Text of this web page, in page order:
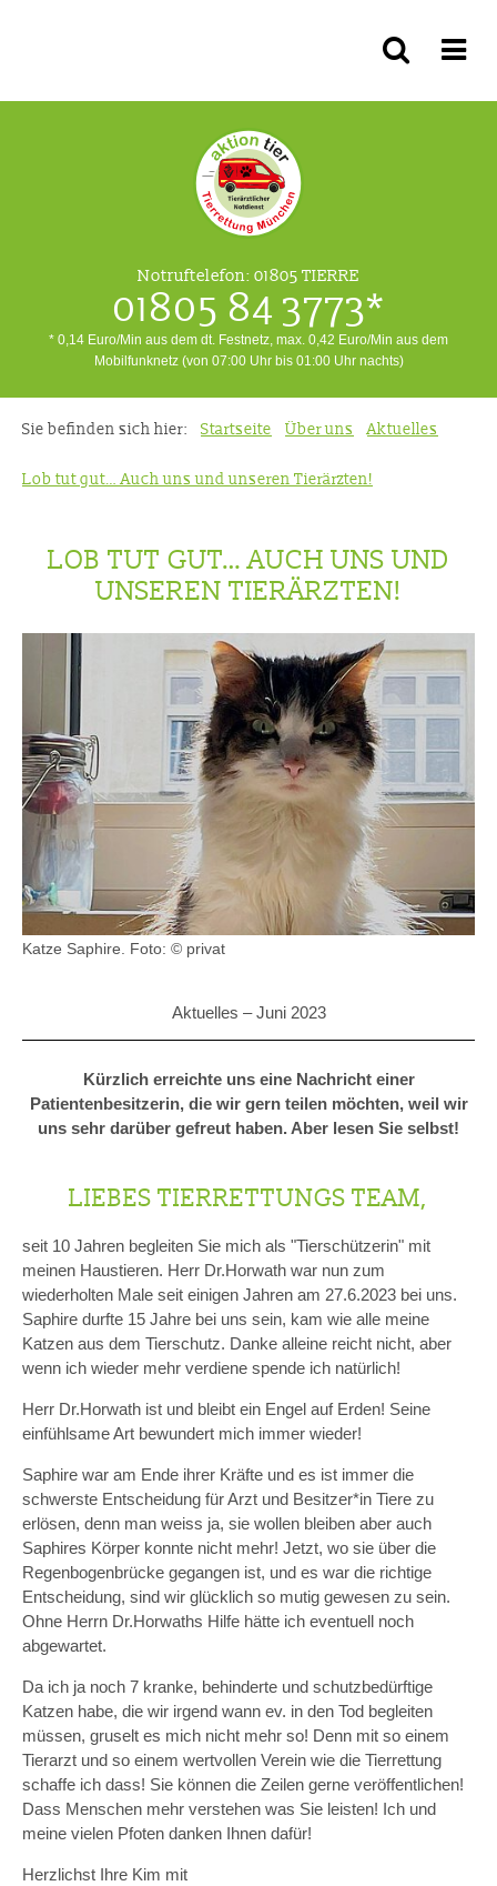
Notruftelefon: 01805 TIERRE
01805 84 3773*
* 0,14 Euro/Min aus dem dt. Festnetz, max. 0,42 Euro/Min aus dem
Mobilfunknetz (von 07:00 Uhr bis 01:00 Uhr nachts)
Sie befinden sich hier: Startseite Über uns Aktuelles
Lob tut gut… Auch uns und unseren Tierärzten!
LOB TUT GUT… AUCH UNS UND
UNSEREN TIERÄRZTEN!
Katze Saphire. Foto: © privat
Aktuelles –Juni 2023
Kürzlich erreichte uns eine Nachricht einer
Patientenbesitzerin, die wir gern teilen möchten, weil wir
uns sehr darüber gefreut haben. Aber lesen Sie selbst!
LIEBES TIERRETTUNGS TEAM,
seit 10 Jahren begleiten Sie mich als "Tierschützerin" mit
meinen Haustieren. Herr Dr.Horwath war nun zum
wiederholten Male seit einigen Jahren am 27.6.2023 bei uns.
Saphire durfte 15 Jahre bei uns sein, kam wie alle meine
Katzen aus dem Tierschutz. Danke alleine reicht nicht, aber
wenn ich wieder mehr verdiene spende ich natürlich!
Herr Dr.Horwath ist und bleibt ein Engel auf Erden! Seine
einfühlsame Art bewundert mich immer wieder!
Saphire war am Ende ihrer Kräfte und es ist immer die
schwerste Entscheidung für Arzt und Besitzer*in Tiere zu
erlösen, denn man weiss ja, sie wollen bleiben aber auch
Saphires Körper konnte nicht mehr! Jetzt, wo sie über die
Regenbogenbrücke gegangen ist, und es war die richtige
Entscheidung, sind wir glücklich so mutig gewesen zu sein.
Ohne Herrn Dr.Horwaths Hilfe hätte ich eventuell noch
abgewartet.
Da ich ja noch 7 kranke, behinderte und schutzbedürftige
Katzen habe, die wir irgend wann ev. in den Tod begleiten
müssen, gruselt es mich nicht mehr so! Denn mit so einem
Tierarzt und so einem wertvollen Verein wie die Tierrettung
schaffe ich dass! Sie können die Zeilen gerne veröffentlichen!
Dass Menschen mehr verstehen was Sie leisten! Ich und
meine vielen Pfoten danken Ihnen dafür!
Herzlichst Ihre Kim mit